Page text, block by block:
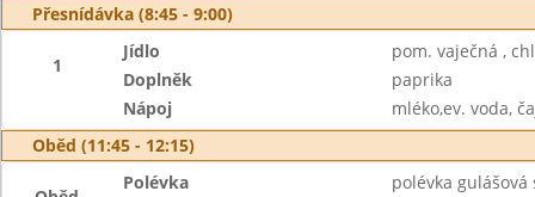
Přesnídávka (8:45 - 9:00)
1
Jídlo
pom. vaječná ,
Doplněk
paprika
Nápoj
mléko,ev. voda,
Oběd (11:45 - 12:15)
Polévka
polévka